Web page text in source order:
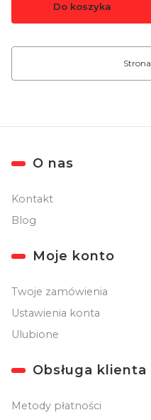
Do koszyka
Strona
Linki w stopce
O nas
Kontakt
Blog
Moje konto
Twoje zamówienia
Ustawienia konta
Ulubione
Obsługa klienta
Metody płatności